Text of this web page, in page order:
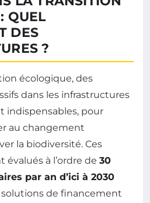
QUEL
DES
?
écologique, des
dans les infrastructures
indispensables, pour
au changement
la biodiversité. Ces
à l’ordre de 30
par an d’ici à 2030
solutions de financement